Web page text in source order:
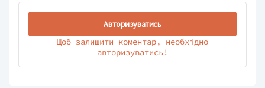
Щоб залишити коментар, необхідно
авторизуватись!
Авторизуватись